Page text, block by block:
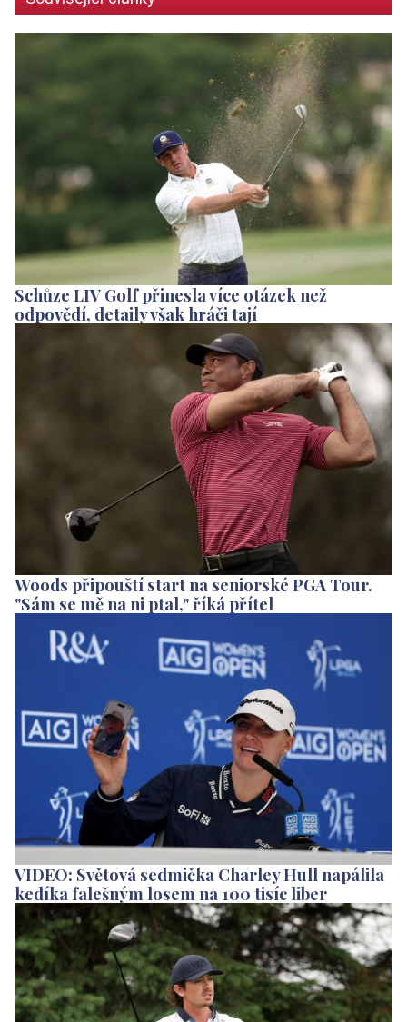
Schůze LIV Golf přinesla více otázek než
odpovědí, detaily však hráči tají
Woods připouští start na seniorské PGA Tour.
"Sám se mě na ni ptal," říká přítel
VIDEO: Světová sedmička Charley Hull napálila
kedíka falešným losem na 100 tisíc liber